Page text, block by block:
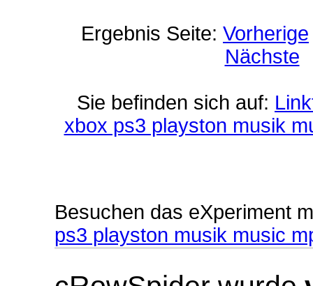
Ergebnis Seite: Vorherige
Nächste
Sie befinden sich auf:
xbox ps3 playston musik
Besuchen das eXperiment
ps3 playston musik music